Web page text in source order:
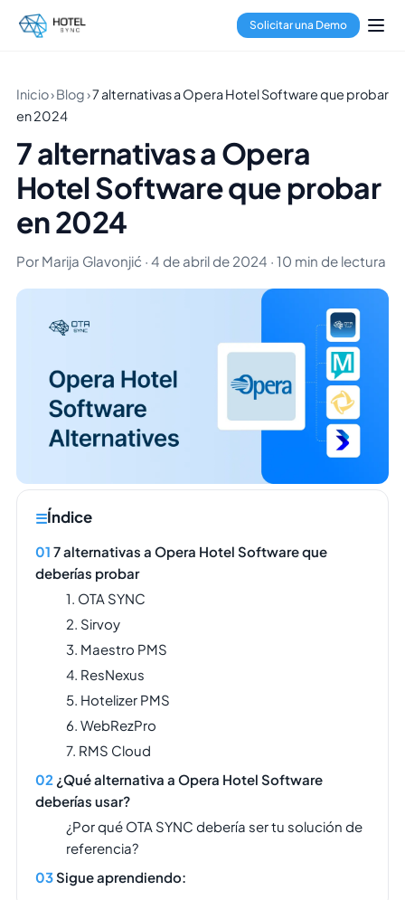
Solicitar una Demo
Inicio›Blog›7 alternativas a Opera Hotel Software que probar
en 2024
7 alternativas a Opera
Hotel Software que probar
en 2024
Por Marija Glavonjić · 4 de abril de 2024 · 10 min de lectura
Índice
7 alternativas a Opera Hotel Software que
deberías probar
1. OTA SYNC
2. Sirvoy
3. Maestro PMS
4. ResNexus
5. Hotelizer PMS
6. WebRezPro
7. RMS Cloud
¿Qué alternativa a Opera Hotel Software
deberías usar?
¿Por qué OTA SYNC debería ser tu solución de
referencia?
Sigue aprendiendo: